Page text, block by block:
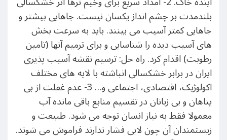
بلندمدت بر چشم انداز یکسان نیست. جاهایی بیشتر و
جاهایی کمتر آسیب می بینند. باید به سرعت بخش
های آسیب دیده را شناسایی و برای ترمیم آنها (تامین
رطوبت) اقدام کرد. راه حل: ترسیم نقشه آسیب پذیری
ایران در برابر خشکسالی انباشته با لایه های مختلف
اکولوژیک، اقتصادی، اجتماعی و… 3- عدم غفلت از بی
پناهان و بی زبانان در تقسیم منابع باقی مانده آب
معمولا فقط به نیاز انسان توجه می شود. طبیعت و
زیستمندان آن چون لابی فشار ندارند فراموش می شوند.